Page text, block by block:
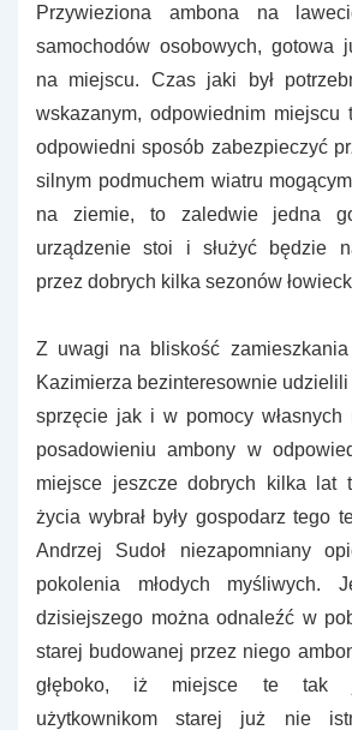
Przywieziona ambona na
samochodów osobowych, gotowa
na miejscu. Czas jaki był
wskazanym, odpowiednim
odpowiedni sposób zabezpieczyć
silnym podmuchem wiatru
na ziemie, to zaledwie jedna
urządzenie stoi i służyć będzie
przez dobrych kilka sezonów
Z uwagi na bliskość
Kazimierza bezinteresownie
sprzęcie jak i w pomocy własnych
posadowieniu ambony w
miejsce jeszcze dobrych kilka lat
życia wybrał były gospodarz tego
Andrzej Sudoł niezapomniany
pokolenia młodych myśliwych.
dzisiejszego można odnaleźć w
starej budowanej przez niego
głęboko, iż miejsce te tak
użytkownikom starej już nie